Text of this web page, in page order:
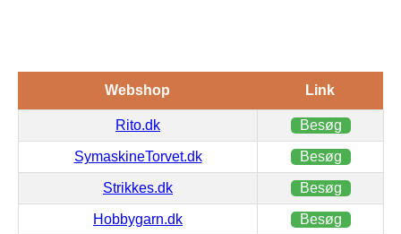
Webshop Link
Rito.dk Besøg
SymaskineTorvet.dk Besøg
Strikkes.dk Besøg
Hobbygarn.dk Besøg